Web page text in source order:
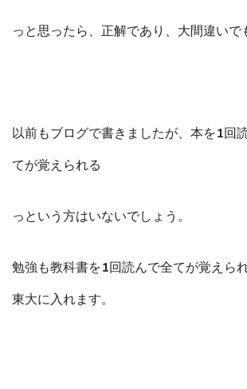
っと思ったら、正解であり、大間違いで
以前もブログで書きましたが、本を1回
てが覚えられる
っという方はいないでしょう。
勉強も教科書を1回読んで全てが覚えら
東大に入れます。